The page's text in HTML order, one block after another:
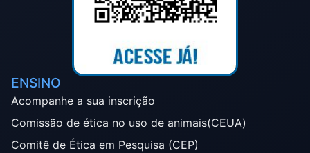
ENSINO
Acompanhe a sua inscrição
Comissão de ética no uso de animais(CEUA)
Comitê de Ética em Pesquisa (CEP)